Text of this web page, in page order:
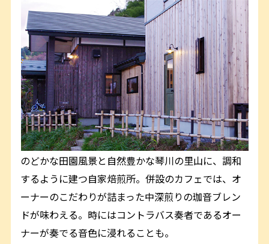
のどかな田園風景と自然豊かな琴川の里山に、調和
するように建つ自家焙煎所。併設のカフェでは、オ
ーナーのこだわりが詰まった中深煎りの珈音ブレン
ドが味わえる。時にはコントラバス奏者であるオー
ナーが奏でる音色に浸れることも。